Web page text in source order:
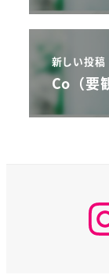
新しい投稿
Co（要